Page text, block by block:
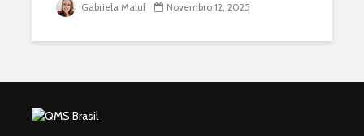
Gabriela Maluf Novembro 12, 2025